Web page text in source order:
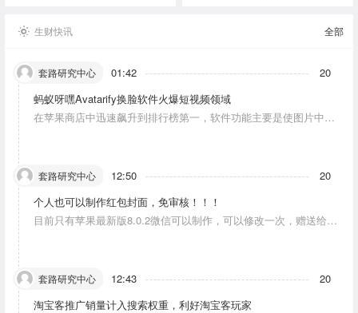
生财快讯 全部
套路研究中心 01:42
20
蚂蚁呀嘿Avatarify换脸软件火爆短视频领域
在苹果商店中迅速飙升到排行榜第一，软件功能主要是使图片中的
套路研究中心 12:50
20
个人也可以制作红包封面，免审核！！！
目前只有苹果最新版8.0.2微信可以制作，可以修改一次，赠送给10
套路研究中心 12:43
20
淘宝客推广销量计入搜索权重，利好淘宝客玩家